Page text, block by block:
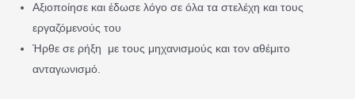
Αξιοποίησε και έδωσε λόγο σε όλα τα στελέχη και τους
εργαζόμενούς του
Ήρθε σε ρήξη με τους μηχανισμούς και τον αθέμιτο
ανταγωνισμό.